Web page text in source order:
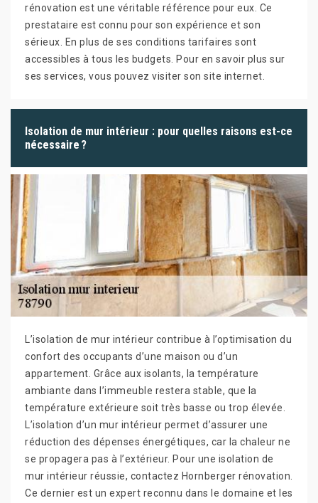
rénovation est une véritable référence pour eux. Ce
prestataire est connu pour son expérience et son
sérieux. En plus de ses conditions tarifaires sont
accessibles à tous les budgets. Pour en savoir plus sur
ses services, vous pouvez visiter son site internet.
Isolation de mur intérieur : pour quelles raisons est-ce
nécessaire ?
L’isolation de mur intérieur contribue à l’optimisation du
confort des occupants d’une maison ou d’un
appartement. Grâce aux isolants, la température
ambiante dans l’immeuble restera stable, que la
température extérieure soit très basse ou trop élevée.
L’isolation d’un mur intérieur permet d’assurer une
réduction des dépenses énergétiques, car la chaleur ne
se propagera pas à l’extérieur. Pour une isolation de
mur intérieur réussie, contactez Hornberger rénovation.
Ce dernier est un expert reconnu dans le domaine et les